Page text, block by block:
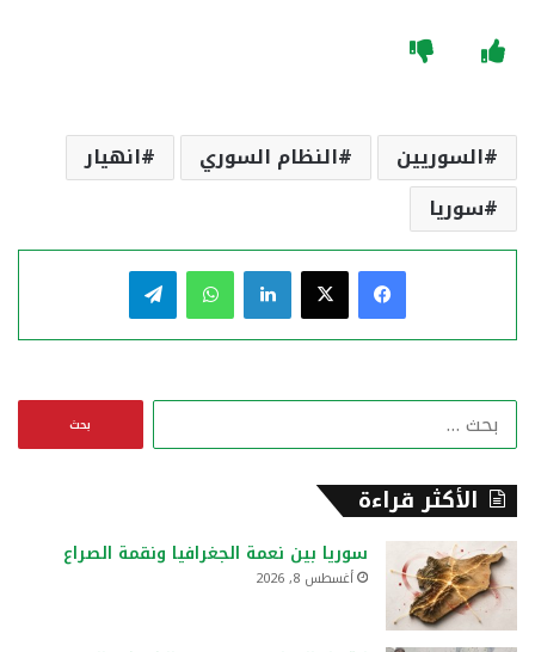
السوريين النظام السوري
انهيار
سوريا
فيسبوك لينكدإن واتساب
ن
الأكثر قراءة
سوريا بين نعمة الجغرافيا ونقمة الصراع
أغسطس 8, 2026